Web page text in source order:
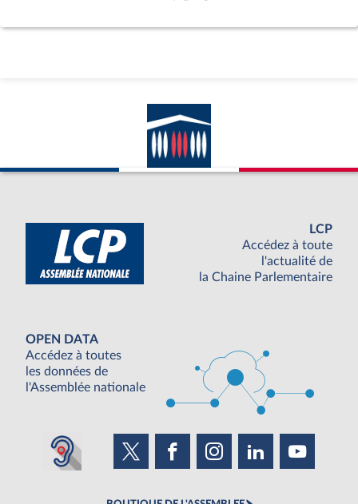
LCP
Accédez à toute
l'actualité de
la Chaine Parlementaire
OPEN DATA
Accédez à toutes
les données de
l'Assemblée nationale